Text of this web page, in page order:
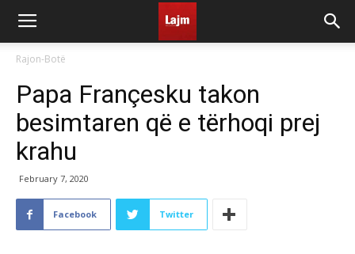
Rajon-Botë
Papa Françesku takon
besimtaren që e tërhoqi prej
krahu
February 7, 2020
Facebook Twitter